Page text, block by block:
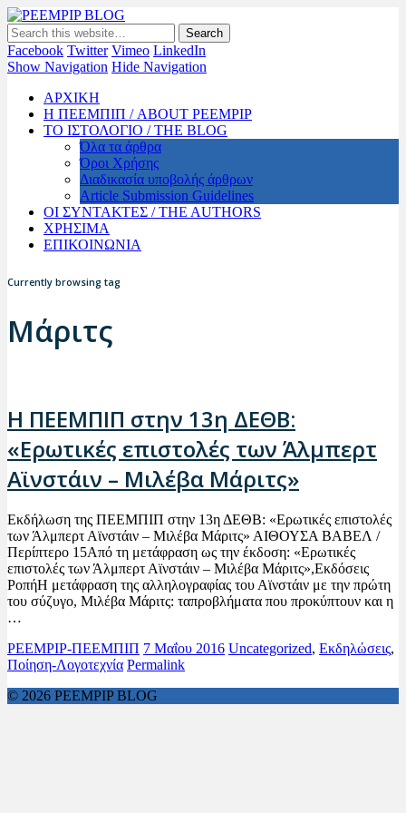
The official blog of PEEMPIP
Facebook Twitter Vimeo LinkedIn
Show Navigation Hide Navigation
ΑΡΧΙΚΗ
Η ΠΕΕΜΠΙΠ / ABOUT PEEMPIP
ΤΟ ΙΣΤΟΛΟΓΙΟ / THE BLOG
Όλα τα άρθρα
Όροι Χρήσης
Διαδικασία υποβολής άρθρων
Article Submission Guidelines
ΟΙ ΣΥΝΤΑΚΤΕΣ / THE AUTHORS
ΧΡΗΣΙΜΑ
ΕΠΙΚΟΙΝΩΝΙΑ
Currently browsing tag
Μάριτς
Η ΠΕΕΜΠΙΠ στην 13η ΔΕΘΒ:
«Ερωτικές επιστολές των Άλμπερτ
Αϊνστάιν – Μιλέβα Μάριτς»
Εκδήλωση της ΠΕΕΜΠΙΠ στην 13η ΔΕΘΒ: «Ερωτικές επιστολές
των Άλμπερτ Αϊνστάιν – Μιλέβα Μάριτς» ΑΙΘΟΥΣΑ ΒΑΒΕΛ /
Περίπτερο 15Από τη μετάφραση ως την έκδοση: «Ερωτικές
επιστολές των Άλμπερτ Αϊνστάιν – Μιλέβα Μάριτς»,Εκδόσεις
ΡοπήΗ μετάφραση της αλληλογραφίας του Αϊνστάιν με την πρώτη
του σύζυγο, Μιλέβα Μάριτς: ταπροβλήματα που προκύπτουν και η
…
PEEMPIP-ΠΕΕΜΠΙΠ 7 Μαΐου 2016 Uncategorized, Εκδηλώσεις,
Ποίηση-Λογοτεχνία Permalink
© 2026 PEEMPIP BLOG